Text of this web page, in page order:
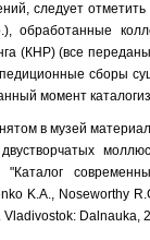
следует
обработанные
(КНР) (все
сборы
момент
в музей
"Каталог
K.A., Noseworthy
Vladivostok: Dalnauka,